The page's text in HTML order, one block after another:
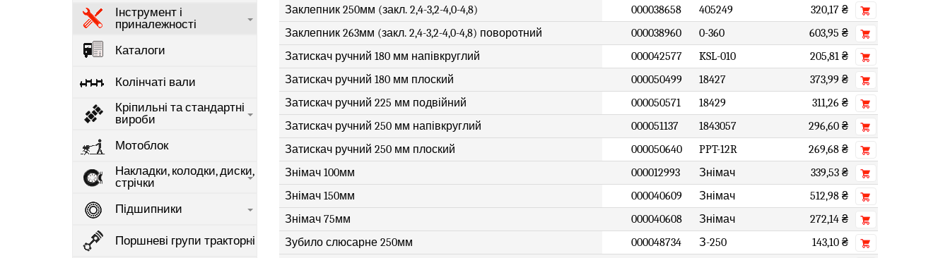
Інструмент і
приналежності
Каталоги
Колінчаті вали
Кріпильні та стандартні
вироби
Мотоблок
Накладки, колодки, диски,
стрічки
Підшипники
Поршневі групи тракторні
Заклепник 250мм (закл. 2,4-3,2-4,0-4,8) 000038658 405249
320,17 ₴
Заклепник 263мм (закл. 2,4-3,2-4,0-4,8) поворотний
000038960 0-360
603,95 ₴
Затискач ручний 180 мм напівкруглий
000042577 KSL-010
205,81 ₴
Затискач ручний 180 мм плоский
000050499 18427
373,99 ₴
Затискач ручний 225 мм подвійний
000050571 18429
311,26 ₴
Затискач ручний 250 мм напівкруглий
000051137 1843057
296,60 ₴
Затискач ручний 250 мм плоский
000050640 PPT-12R
269,68 ₴
Знімач 100мм
000012993 Знімач
339,53 ₴
Знімач 150мм
000040609 Знімач
512,98 ₴
Знімач 75мм
000040608 Знімач
272,14 ₴
Зубило слюсарне 250мм
000048734 З-250
143,10 ₴